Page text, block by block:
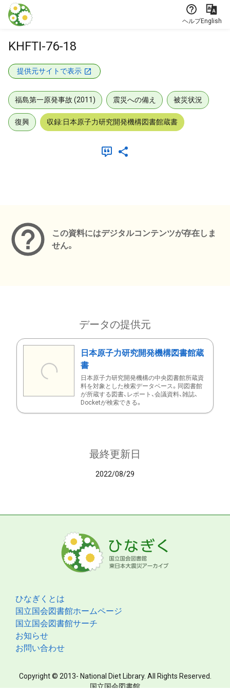
本文に飛ぶ
ヘルプEnglish
KHFTI-76-18
提供元サイトで表示
福島第一原発事故 (2011) 震災への備え 被災状況
復興 収録:日本原子力研究開発機構図書館蔵書
この資料にはデジタルコンテンツが存在しま
せん。
データの提供元
日本原子力研究開発機構図書館蔵
書
日本原子力研究開発機構の中央図書館所蔵資
料を対象とした検索データベース。同図書館
が所蔵する図書、レポート、会議資料、雑誌、
Docketが検索できる。
最終更新日
2022/08/29
ひなぎくとは
国立国会図書館ホームページ
国立国会図書館サーチ
お知らせ
お問い合わせ
Copyright © 2013- National Diet Library. All Rights Reserved.